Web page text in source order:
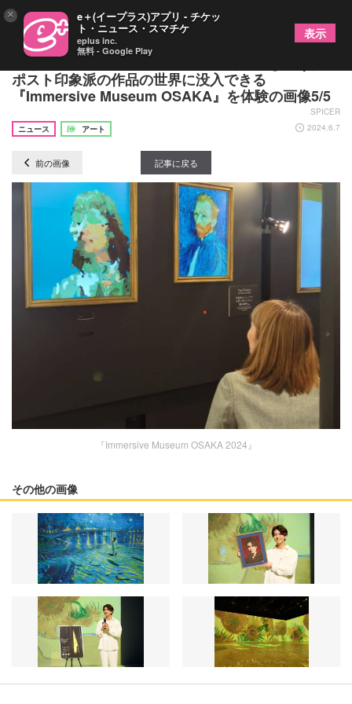
若き日のゴッホを演じた正門良規（Aぇ! group）、
ポスト印象派の作品の世界に没入できる
『Immersive Museum OSAKA』を体験の画像5/5
SPICER
ニュース
アート 2024.6.7
前の画像 記事に戻る
『Immersive Museum OSAKA 2024』
その他の画像
× e＋(イープラス)アプリ - チケッ
ト・ニュース・スマチケ
eplus inc.
無料 - Google Play
表示